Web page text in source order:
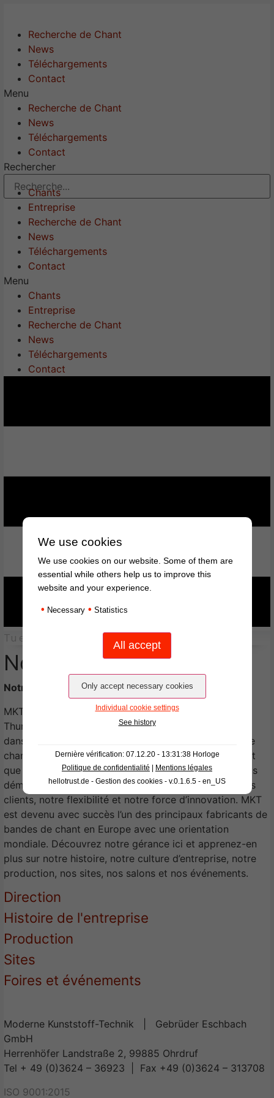
Recherche de Chant
News
Téléchargements
Contact
Menu
Recherche de Chant
News
Téléchargements
Contact
Rechercher
Chants
Entreprise
Recherche de Chant
News
Téléchargements
Contact
Menu
Chants
Entreprise
Recherche de Chant
News
Téléchargements
Contact
Tu es là: Page d'accueil Entreprise
Nous faisons des chants
Notre défi quotidien
MKT (Modern Kunstoff Technik), basée à Ohrdruf en
Thuringe, est synonyme de compétence approfondie
dans le développement et la production de bandes de
chant thermoplastiques depuis plus de 25 ans. En tant
que partenaire de l’industrie mondiale du meuble, nous
démontrons quotidiennement notre proximité avec les
clients, notre flexibilité et notre force d’innovation. MKT
est devenu avec succès l’un des principaux fabricants de
bandes de chant en Europe avec une orientation
mondiale. Découvrez notre gérance ici et apprenez-en
plus sur notre histoire, notre culture d’entreprise, notre
production, nos sites, nos salons et nos événements.
Direction
Histoire de l'entreprise
Production
Sites
Foires et événements
Moderne Kunststoff-Technik | Gebrüder Eschbach
GmbH
Herrenhöfer Landstraße 2, 99885 Ohrdruf
Tel + 49 (0)3624 – 36923 | Fax +49 (0)3624 – 313708
ISO 9001:2015
We use cookies
We use cookies on our website. Some of them are
essential while others help us to improve this
website and your experience.
• Necessary • Statistics
Individual cookie settings
See history
Dernière vérification: 07.12.20 - 13:31:38 Horloge
Politique de confidentialité
Mentions légales
hellotrust.de - Gestion des cookies - v.0.1.6.5 - en_US